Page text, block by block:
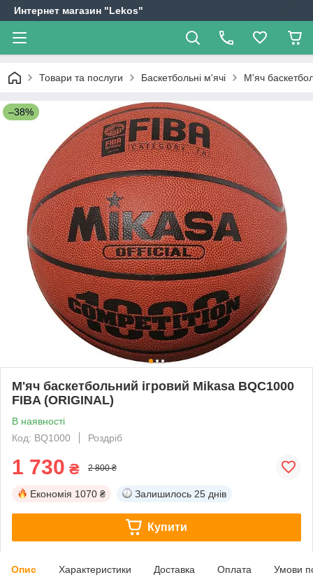
Интернет магазин "Lekos"
Товари та послуги Баскетбольні м'ячі М'яч
–38%
М'яч баскетбольний ігровий Mikasa BQС1000
FIBA (ORIGINAL)
В наявності
Код: BQ1000
Роздріб
1 730 ₴ 2 800 ₴
Економія 1070 ₴ Залишилось 25 днів
Купити
Опис Характеристики Доставка Оплата Умови